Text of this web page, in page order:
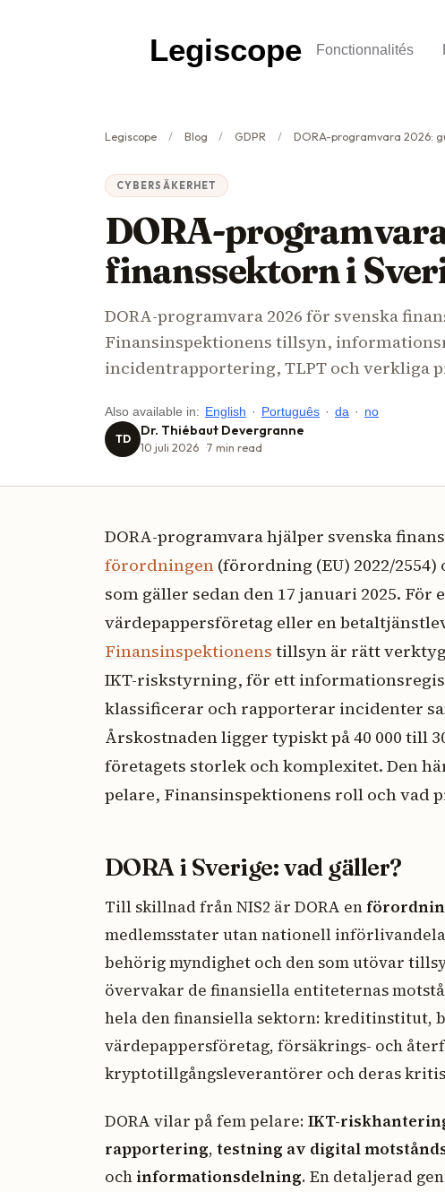
Legiscope Fonctionnalités
Legiscope Blog GDPR DORA-programvara 2026: guide för
CYBERSÄKERHET
DORA-
finanssektorn i
DORA-programvara 2026 för svenska
Finansinspektionens tillsyn,
incidentrapportering, TLPT och verkliga
Also available in: English · Português · da · no
TD Dr. Thiébaut Devergranne
10 juli 2026 7 min read
DORA-programvara hjälper svenska
förordningen (förordning (EU) 2022/
som gäller sedan den 17 januari 2025.
värdepappersföretag eller en
Finansinspektionens tillsyn är rätt
IKT-riskstyrning, för ett
klassificerar och rapporterar incidenter
Årskostnaden ligger typiskt på 40 000 till
företagets storlek och komplexitet. Den
pelare, Finansinspektionens roll och vad
DORA i Sverige: vad gäller?
Till skillnad från NIS2 är DORA en
medlemsstater utan nationell
behörig myndighet och den som utövar
övervakar de finansiella entiteternas
hela den finansiella sektorn: kreditinstitut,
värdepappersföretag, försäkrings- och
kryptotillgångsleverantörer och deras
DORA vilar på fem pelare: IKT-
rapportering, testning av digital
och informationsdelning. En detaljerad